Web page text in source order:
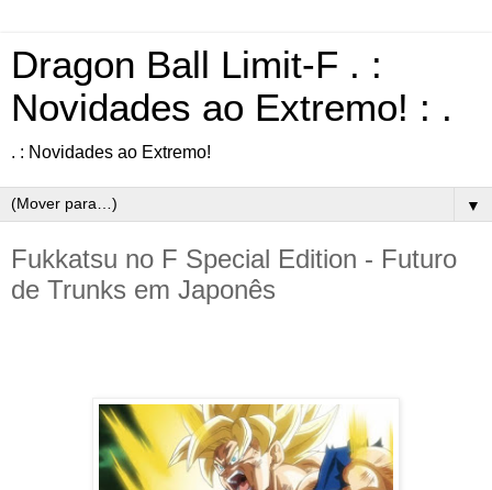
Dragon Ball Limit-F . :
Novidades ao Extremo! : .
. : Novidades ao Extremo!
▼
Fukkatsu no F Special Edition - Futuro
de Trunks em Japonês